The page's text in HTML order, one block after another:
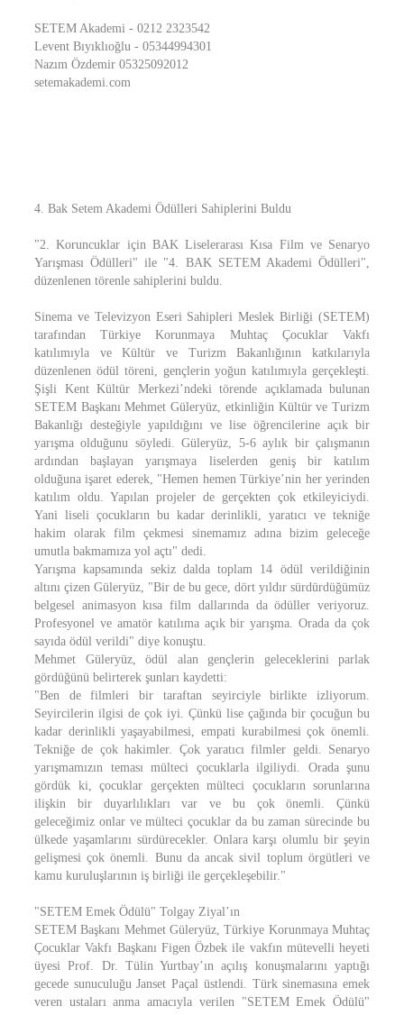
SETEM Akademi - 0212 2323542
Levent Bıyıklıoğlu - 05344994301
Nazım Özdemir 05325092012
setemakademi.com
4. Bak Setem Akademi Ödülleri Sahiplerini Buldu
"2. Koruncuklar için BAK Liselerarası Kısa Film ve Senaryo
Yarışması Ödülleri" ile "4. BAK SETEM Akademi Ödülleri",
düzenlenen törenle sahiplerini buldu.
Sinema ve Televizyon Eseri Sahipleri Meslek Birliği (SETEM)
tarafından Türkiye Korunmaya Muhtaç Çocuklar Vakfı
katılımıyla ve Kültür ve Turizm Bakanlığının katkılarıyla
düzenlenen ödül töreni, gençlerin yoğun katılımıyla gerçekleşti.
Şişli Kent Kültür Merkezi’ndeki törende açıklamada bulunan
SETEM Başkanı Mehmet Güleryüz, etkinliğin Kültür ve Turizm
Bakanlığı desteğiyle yapıldığını ve lise öğrencilerine açık bir
yarışma olduğunu söyledi. Güleryüz, 5-6 aylık bir çalışmanın
ardından başlayan yarışmaya liselerden geniş bir katılım
olduğuna işaret ederek, "Hemen hemen Türkiye’nin her yerinden
katılım oldu. Yapılan projeler de gerçekten çok etkileyiciydi.
Yani liseli çocukların bu kadar derinlikli, yaratıcı ve tekniğe
hakim olarak film çekmesi sinemamız adına bizim geleceğe
umutla bakmamıza yol açtı" dedi.
Yarışma kapsamında sekiz dalda toplam 14 ödül verildiğinin
altını çizen Güleryüz, "Bir de bu gece, dört yıldır sürdürdüğümüz
belgesel animasyon kısa film dallarında da ödüller veriyoruz.
Profesyonel ve amatör katılıma açık bir yarışma. Orada da çok
sayıda ödül verildi" diye konuştu.
Mehmet Güleryüz, ödül alan gençlerin geleceklerini parlak
gördüğünü belirterek şunları kaydetti:
"Ben de filmleri bir taraftan seyirciyle birlikte izliyorum.
Seyircilerin ilgisi de çok iyi. Çünkü lise çağında bir çocuğun bu
kadar derinlikli yaşayabilmesi, empati kurabilmesi çok önemli.
Tekniğe de çok hakimler. Çok yaratıcı filmler geldi. Senaryo
yarışmamızın teması mülteci çocuklarla ilgiliydi. Orada şunu
gördük ki, çocuklar gerçekten mülteci çocukların sorunlarına
ilişkin bir duyarlılıkları var ve bu çok önemli. Çünkü
geleceğimiz onlar ve mülteci çocuklar da bu zaman sürecinde bu
ülkede yaşamlarını sürdürecekler. Onlara karşı olumlu bir şeyin
gelişmesi çok önemli. Bunu da ancak sivil toplum örgütleri ve
kamu kuruluşlarının iş birliği ile gerçekleşebilir."
"SETEM Emek Ödülü" Tolgay Ziyal’ın
SETEM Başkanı Mehmet Güleryüz, Türkiye Korunmaya Muhtaç
Çocuklar Vakfı Başkanı Figen Özbek ile vakfın mütevelli heyeti
üyesi Prof. Dr. Tülin Yurtbay’ın açılış konuşmalarını yaptığı
gecede sunuculuğu Janset Paçal üstlendi. Türk sinemasına emek
veren ustaları anma amacıyla verilen "SETEM Emek Ödülü"